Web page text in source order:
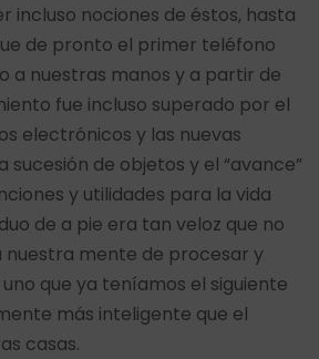
incluso nociones de éstos, hasta
de pronto el primer teléfono
a nuestras manos y a partir de
fue incluso superado por el
electrónicos y las nuevas
sucesión de objetos y el “avance”
y utilidades para la vida
de a pie era tan veloz que no
nuestra mente de procesar y
que ya teníamos el siguiente
más inteligente que el
casas.